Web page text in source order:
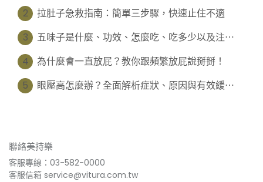
2
拉肚子急救指南：簡單三步驟，快速止住不適
3
五味子是什麼、功效、怎麼吃、吃多少以及注⋯
4
為什麼會一直放屁？教你跟頻繁放屁說掰掰！
5
眼壓高怎麼辦？全面解析症狀、原因與有效緩⋯
聯絡美持樂
客服專線：03-582-0000
客服信箱 service@vitura.com.tw